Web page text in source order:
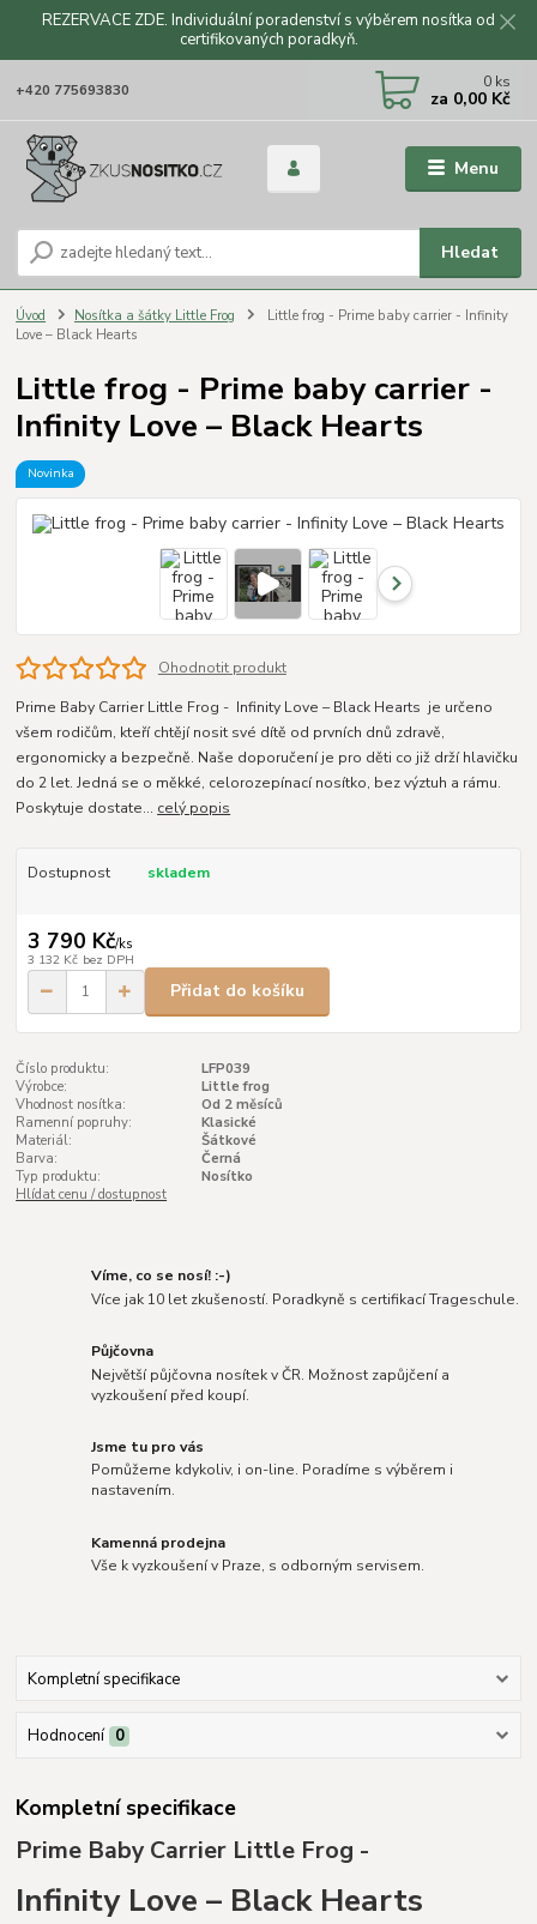
REZERVACE ZDE. Individuální poradenství s výběrem nosítka od
certifikovaných poradkyň.
Menu
Hledat
+420 775693830 0 ks
za 0,00 Kč
Úvod Nosítka a šátky Little Frog
Little frog - Prime baby carrier - Infinity
Love – Black Hearts
Little frog - Prime baby carrier -
Infinity Love – Black Hearts
Novinka
Ohodnotit produkt
Prime Baby Carrier Little Frog - Infinity Love – Black Hearts je určeno
všem rodičům, kteří chtějí nosit své dítě od prvních dnů zdravě,
ergonomicky a bezpečně. Naše doporučení je pro děti co již drží hlavičku
do 2 let. Jedná se o měkké, celorozepínací nosítko, bez výztuh a rámu.
Poskytuje dostate... celý popis
Dostupnost skladem
3 790 Kč/ks
3 132 Kč bez DPH
Přidat do košíku
Číslo produktu:
LFP039
Výrobce:
Little frog
Vhodnost nosítka:
Od 2 měsíců
Ramenní popruhy:
Klasické
Materiál:
Šátkové
Barva:
Černá
Typ produktu:
Nosítko
Hlídat cenu / dostupnost
Víme, co se nosí! :-)
Více jak 10 let zkušeností. Poradkyně s certifikací Trageschule.
Půjčovna
Největší půjčovna nosítek v ČR. Možnost zapůjčení a
vyzkoušení před koupí.
Jsme tu pro vás
Pomůžeme kdykoliv, i on-line. Poradíme s výběrem i
nastavením.
Kamenná prodejna
Vše k vyzkoušení v Praze, s odborným servisem.
Kompletní specifikace
Hodnocení 0
Kompletní specifikace
Prime Baby Carrier Little Frog -
Infinity Love – Black Hearts